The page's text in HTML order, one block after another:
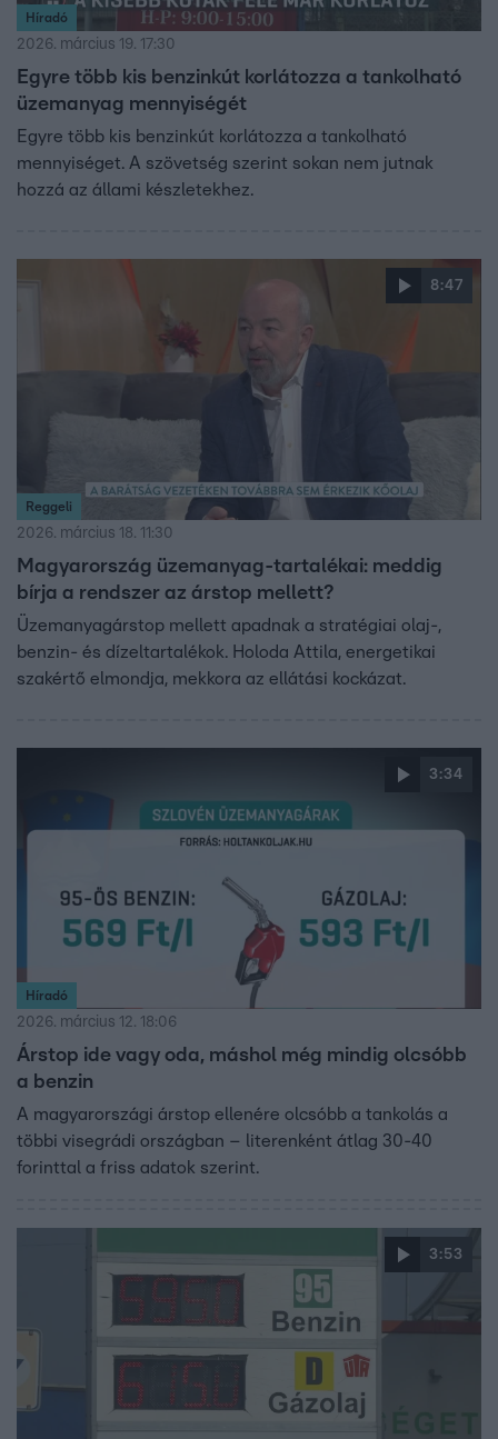
Híradó
2026. március 19. 17:30
Egyre több kis benzinkút korlátozza a tankolható
üzemanyag mennyiségét
Egyre több kis benzinkút korlátozza a tankolható
mennyiséget. A szövetség szerint sokan nem jutnak
hozzá az állami készletekhez.
8:47
Reggeli
2026. március 18. 11:30
Magyarország üzemanyag-tartalékai: meddig
bírja a rendszer az árstop mellett?
Üzemanyagárstop mellett apadnak a stratégiai olaj-,
benzin- és dízeltartalékok. Holoda Attila, energetikai
szakértő elmondja, mekkora az ellátási kockázat.
3:34
Híradó
2026. március 12. 18:06
Árstop ide vagy oda, máshol még mindig olcsóbb
a benzin
A magyarországi árstop ellenére olcsóbb a tankolás a
többi visegrádi országban – literenként átlag 30-40
forinttal a friss adatok szerint.
3:53